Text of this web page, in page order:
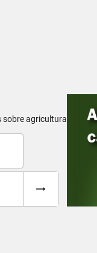
sobre agricultura